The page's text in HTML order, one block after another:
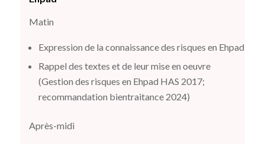
Matin
Expression de la connaissance des risques en Ehpad
Rappel des textes et de leur mise en oeuvre
(Gestion des risques en Ehpad HAS 2017;
recommandation bientraitance 2024)
Après-midi